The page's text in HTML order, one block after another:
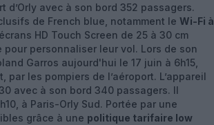
d’Orly avec à son bord 352 passagers.
de French blue, notamment le Wi-Fi à
HD Touch Screen de 25 à 30 cm
personnaliser leur vol. Lors de son
Garros aujourd'hui le 17 juin à 6h15,
les pompiers de l’aéroport. L’appareil
avec à son bord 340 passagers. Il
à Paris-Orly Sud. Portée par une
grâce à une politique tarifaire low